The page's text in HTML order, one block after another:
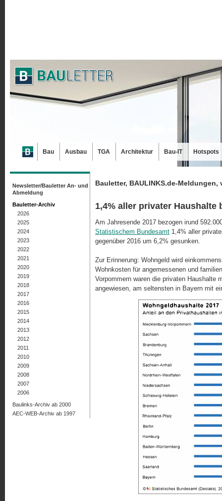
Bauletter, BAULINKS.de-Meldungen,
1,4% aller privater Haushalte
Am Jahresende 2017 bezogen irund
Statistischem Bundesamt 1,4% aller
gegenüber 2016 um 6,2% gesunken.
Zur Erinnerung: Wohngeld wird
Wohnkosten für angemessenen und
Vorpommern waren die privaten Haushalte
angewiesen, am seltensten in Bayern mit
Newsletter/Bauletter An- und
Abmeldung
Bauletter-Archiv
2026
2025
2024
2023
2022
2021
2020
2019
2018
2017
2016
2015
2014
2013
2012
2011
2010
2009
2008
2007
2006
Baulinks-Archiv ab 2000
AEC-WEB-Archiv ab 1997
Bau Ausbau TGA Architektur Bau-IT Hotspots